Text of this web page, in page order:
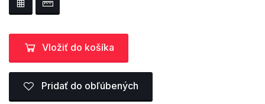
Vložiť do košíka
Pridať do obľúbených